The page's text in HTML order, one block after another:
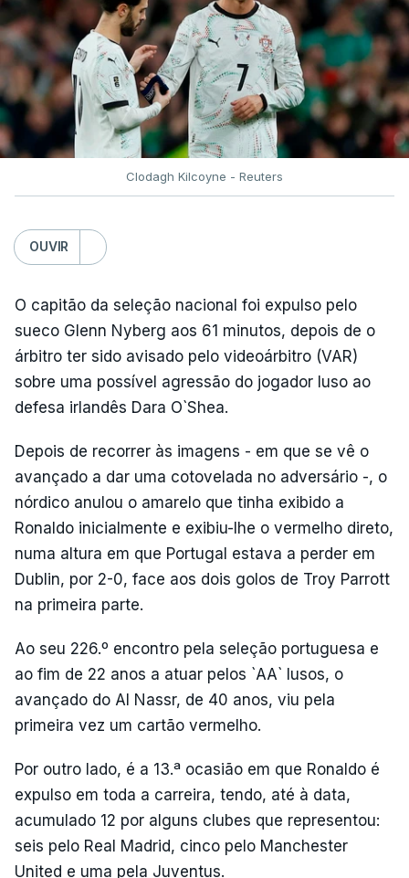
Clodagh Kilcoyne - Reuters
OUVIR
O capitão da seleção nacional foi expulso pelo
sueco Glenn Nyberg aos 61 minutos, depois de o
árbitro ter sido avisado pelo videoárbitro (VAR)
sobre uma possível agressão do jogador luso ao
defesa irlandês Dara O`Shea.
Depois de recorrer às imagens - em que se vê o
avançado a dar uma cotovelada no adversário -, o
nórdico anulou o amarelo que tinha exibido a
Ronaldo inicialmente e exibiu-lhe o vermelho direto,
numa altura em que Portugal estava a perder em
Dublin, por 2-0, face aos dois golos de Troy Parrott
na primeira parte.
Ao seu 226.º encontro pela seleção portuguesa e
ao fim de 22 anos a atuar pelos `AA` lusos, o
avançado do Al Nassr, de 40 anos, viu pela
primeira vez um cartão vermelho.
Por outro lado, é a 13.ª ocasião em que Ronaldo é
expulso em toda a carreira, tendo, até à data,
acumulado 12 por alguns clubes que representou:
seis pelo Real Madrid, cinco pelo Manchester
United e uma pela Juventus.